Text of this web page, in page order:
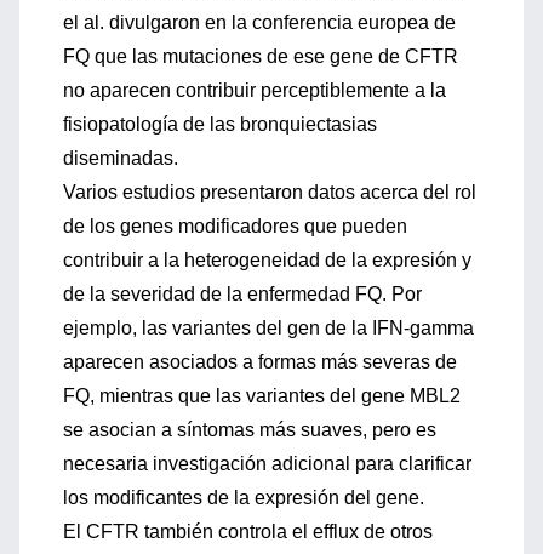
el al. divulgaron en la conferencia europea de
FQ que las mutaciones de ese gene de CFTR
no aparecen contribuir perceptiblemente a la
fisiopatología de las bronquiectasias
diseminadas.
Varios estudios presentaron datos acerca del rol
de los genes modificadores que pueden
contribuir a la heterogeneidad de la expresión y
de la severidad de la enfermedad FQ. Por
ejemplo, las variantes del gen de la IFN-gamma
aparecen asociados a formas más severas de
FQ, mientras que las variantes del gene MBL2
se asocian a síntomas más suaves, pero es
necesaria investigación adicional para clarificar
los modificantes de la expresión del gene.
El CFTR también controla el efflux de otros